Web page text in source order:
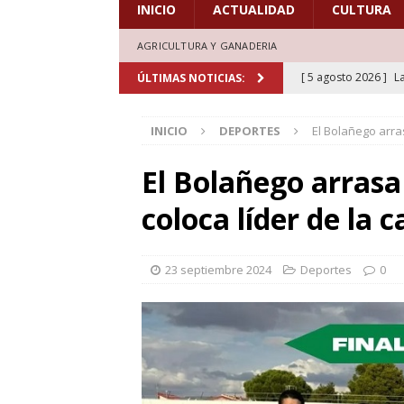
INICIO ACTUALIDAD CULTURA
AGRICULTURA Y GANADERIA
ÚLTIMAS NOTICIAS: [ 5 agosto 2026 ]
DEPORTES
[ 5 agosto 2026 ]
30 años de
[ 6 agosto 2026 ]
marcadas por la
INICIO DEPORTES El Bolañego
El Bolañego
coloca líder de la
23 septiembre 2024 Deportes 0